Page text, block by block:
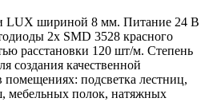
LUX шириной 8 мм. Питание 24 В
2x SMD 3528 красного
расстановки 120 шт/м. Степень
создания качественной
помещениях: подсветка лестниц,
мебельных полок, натяжных